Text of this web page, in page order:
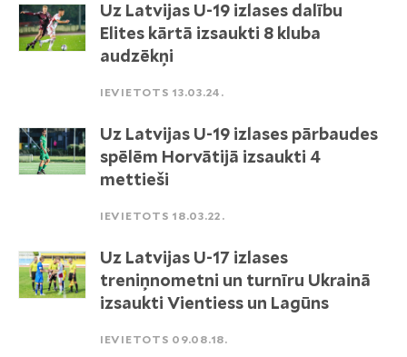
Uz Latvijas U-19 izlases dalību
Elites kārtā izsaukti 8 kluba
audzēkņi
IEVIETOTS 13.03.24.
Uz Latvijas U-19 izlases pārbaudes
spēlēm Horvātijā izsaukti 4
mettieši
IEVIETOTS 18.03.22.
Uz Latvijas U-17 izlases
treniņnometni un turnīru Ukrainā
izsaukti Vientiess un Lagūns
IEVIETOTS 09.08.18.